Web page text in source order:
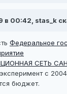
в 00:42, stas_k
Федеральное
СЕТЬ
с
бюджет.